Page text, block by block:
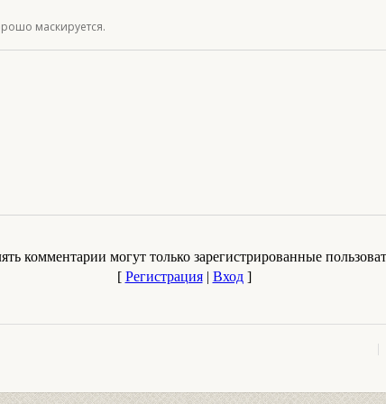
маскируется.
комментарии могут только зарегистрированные
[ Регистрация| Вход]